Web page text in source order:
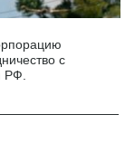
с
РФ.